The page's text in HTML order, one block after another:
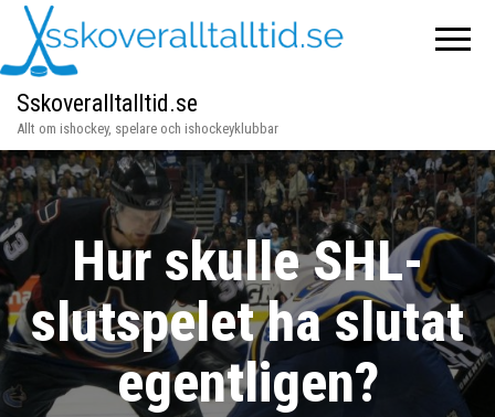
Sskoveralltalltid.se
Allt om ishockey, spelare och ishockeyklubbar
Hur skulle SHL-
slutspelet ha slutat
egentligen?